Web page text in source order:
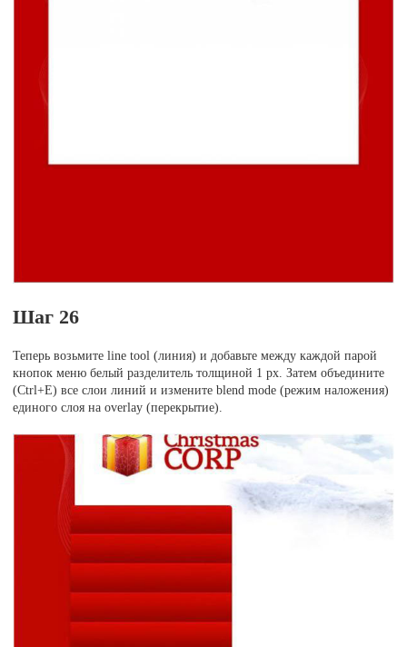
Шаг 26
Теперь возьмите line tool (линия) и добавьте между каждой парой
кнопок меню белый разделитель толщиной 1 рх. Затем объедините
(Ctrl+E) все слои линий и измените blend mode (режим наложения)
единого слоя на overlay (перекрытие).